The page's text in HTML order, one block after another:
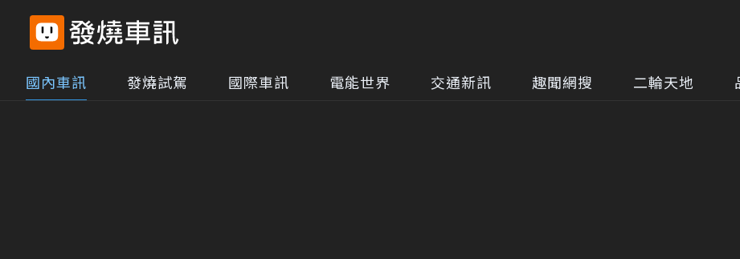
國內車訊 發燒試駕 國際車訊 電能世界 交通新訊 趣聞網搜 二輪天地